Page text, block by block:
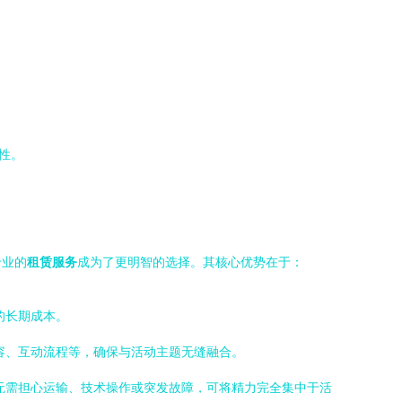
。
的租赁服务成为了更明智的选择。其核心优势在于：
期成本。
互动流程等，确保与活动主题无缝融合。
担心运输、技术操作或突发故障，可将精力完全集中于活